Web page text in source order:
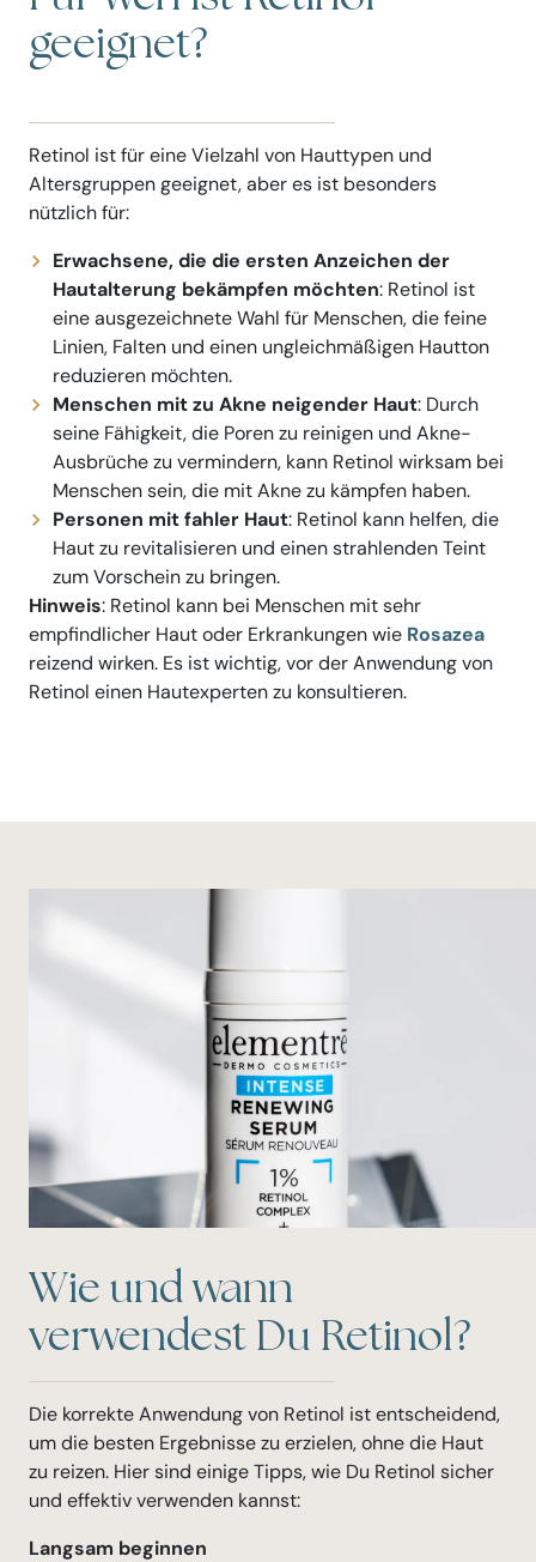
geeignet?
Retinol ist für eine Vielzahl von Hauttypen und
Altersgruppen geeignet, aber es ist besonders
nützlich für:
Erwachsene, die die ersten Anzeichen der
Hautalterung bekämpfen möchten: Retinol ist
eine ausgezeichnete Wahl für Menschen, die feine
Linien, Falten und einen ungleichmäßigen Hautton
reduzieren möchten.
Menschen mit zu Akne neigender Haut: Durch
seine Fähigkeit, die Poren zu reinigen und Akne-
Ausbrüche zu vermindern, kann Retinol wirksam bei
Menschen sein, die mit Akne zu kämpfen haben.
Personen mit fahler Haut: Retinol kann helfen, die
Haut zu revitalisieren und einen strahlenden Teint
zum Vorschein zu bringen.
Hinweis: Retinol kann bei Menschen mit sehr
empfindlicher Haut oder Erkrankungen wie Rosazea
reizend wirken. Es ist wichtig, vor der Anwendung von
Retinol einen Hautexperten zu konsultieren.
Wie und wann
verwendest Du Retinol?
Die korrekte Anwendung von Retinol ist entscheidend,
um die besten Ergebnisse zu erzielen, ohne die Haut
zu reizen. Hier sind einige Tipps, wie Du Retinol sicher
und effektiv verwenden kannst:
Langsam beginnen